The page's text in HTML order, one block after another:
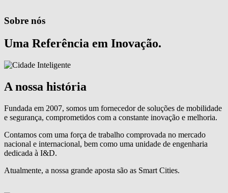
Sobre nós
Uma Referência em Inovação.
A nossa história
Fundada em 2007, somos um fornecedor de soluções de mobilidade
e segurança, comprometidos com a constante inovação e melhoria.
Contamos com uma força de trabalho comprovada no mercado
nacional e internacional, bem como uma unidade de engenharia
dedicada à I&D.
Atualmente, a nossa grande aposta são as Smart Cities.